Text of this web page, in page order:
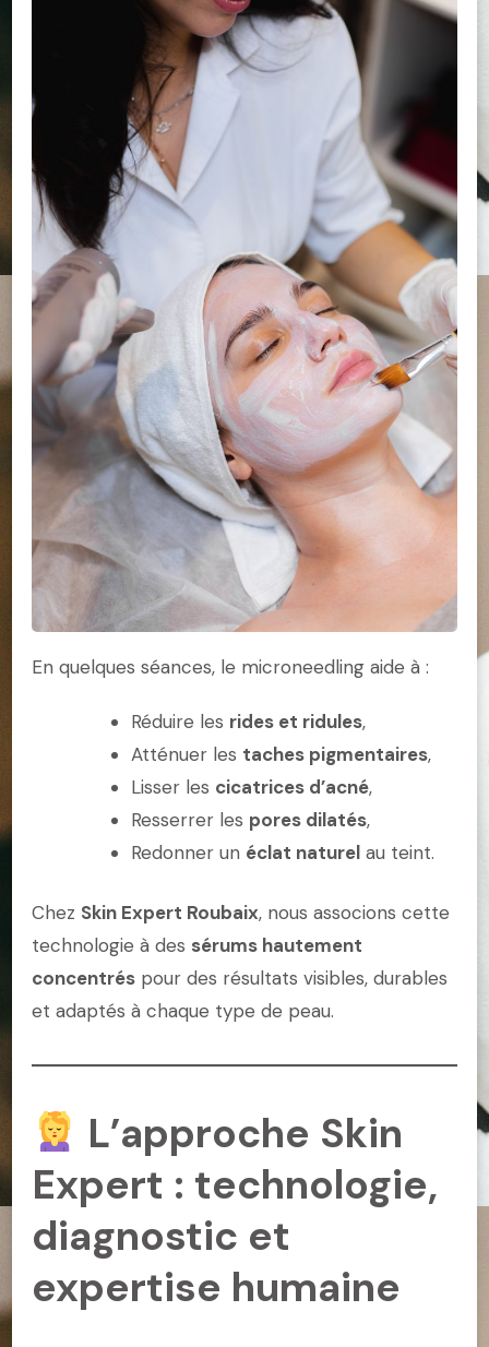
En quelques séances, le microneedling aide à :
Réduire les rides et ridules,
Atténuer les taches pigmentaires,
Lisser les cicatrices d’acné,
Resserrer les pores dilatés,
Redonner un éclat naturel au teint.
Chez Skin Expert Roubaix, nous associons cette
technologie à des sérums hautement
concentrés pour des résultats visibles, durables
et adaptés à chaque type de peau.
L’approche Skin
Expert : technologie,
diagnostic et
expertise humaine